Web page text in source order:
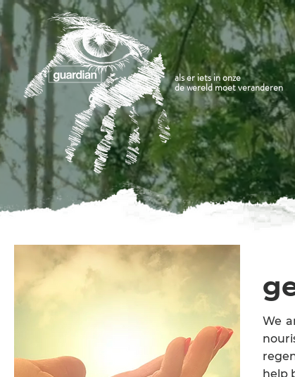
als er iets in onze
de wereld moet veranderen
We
help